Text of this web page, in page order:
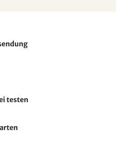
testen